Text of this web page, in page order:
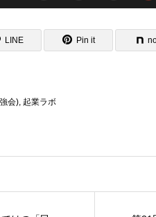
LINE Pin it
会), 起業ラボ